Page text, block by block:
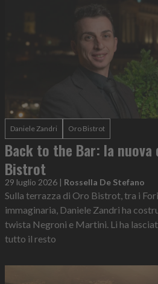
Daniele Zandri Oro Bistrot
Back to the Bar: la
Bistrot
29 luglio 2026 | Rossella De Stefano
Sulla terrazza di Oro Bistrot, tra i
immaginaria, Daniele Zandri ha
twista Negroni e Martini. Li ha
tutto il resto